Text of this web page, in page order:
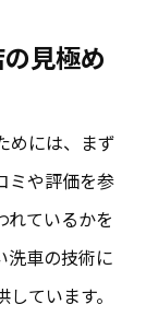
見極め
めには、まず
ミや評価を参
れているかを
洗車の技術に
ています。